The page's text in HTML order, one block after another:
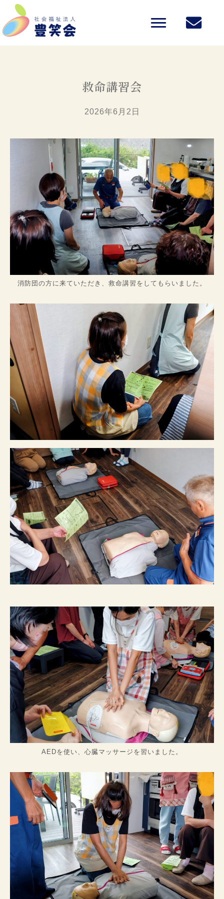
救命講習会
2026年6月2日
消防団の方に来ていただき、救命講習をしてもらいました。
AEDを使い、心臓マッサージを習いました。